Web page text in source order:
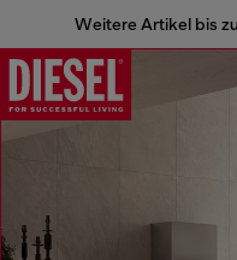
Weitere Artikel bis